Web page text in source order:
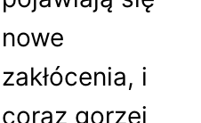
nowe
zakłócenia, i
coraz gorzej